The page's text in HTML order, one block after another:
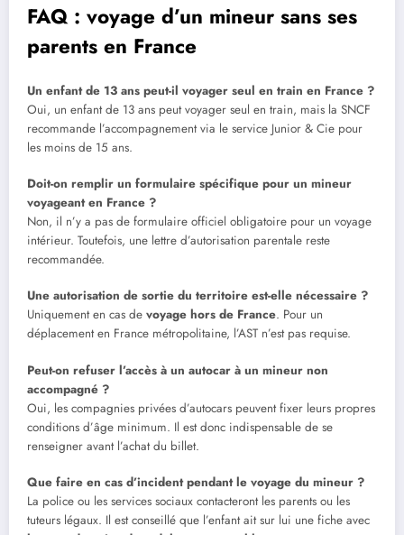
FAQ : voyage d’un mineur sans ses
parents en France
Un enfant de 13 ans peut-il voyager seul en train en France ?
Oui, un enfant de 13 ans peut voyager seul en train, mais la SNCF
recommande l’accompagnement via le service Junior & Cie pour
les moins de 15 ans.
Doit-on remplir un formulaire spécifique pour un mineur
voyageant en France ?
Non, il n’y a pas de formulaire officiel obligatoire pour un voyage
intérieur. Toutefois, une lettre d’autorisation parentale reste
recommandée.
Une autorisation de sortie du territoire est-elle nécessaire ?
Uniquement en cas de voyage hors de France. Pour un
déplacement en France métropolitaine, l’AST n’est pas requise.
Peut-on refuser l’accès à un autocar à un mineur non
accompagné ?
Oui, les compagnies privées d’autocars peuvent fixer leurs propres
conditions d’âge minimum. Il est donc indispensable de se
renseigner avant l’achat du billet.
Que faire en cas d’incident pendant le voyage du mineur ?
La police ou les services sociaux contacteront les parents ou les
tuteurs légaux. Il est conseillé que l’enfant ait sur lui une fiche avec